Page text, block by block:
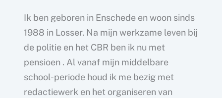
Ik ben geboren in Enschede en woon sinds
1988 in Losser. Na mijn werkzame leven bij
de politie en het CBR ben ik nu met
pensioen . Al vanaf mijn middelbare
school-periode houd ik me bezig met
redactiewerk en het organiseren van